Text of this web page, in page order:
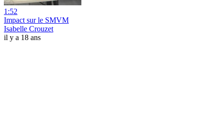
1:52
Impact sur le SMVM
Isabelle Crouzet
il y a 18 ans